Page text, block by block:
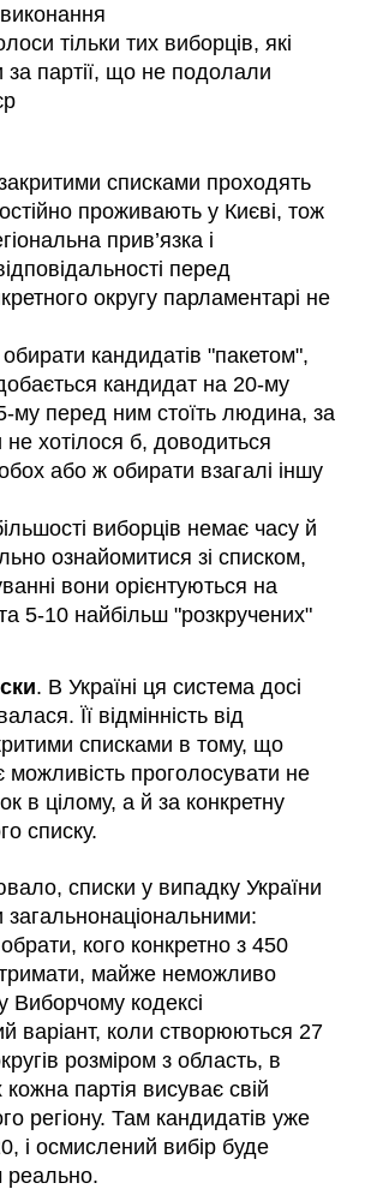
тільки тих виборців, які
за партії, що не подолали
списками проходять
проживають у Києві, тож
прив’язка і
перед
округу парламентарі не
кандидатів "пакетом",
кандидат на 20-му
му перед ним стоїть людина, за
не хотілося б, доводиться
або ж обирати взагалі іншу
виборців немає часу й
ознайомитися зі списком,
вони орієнтуються на
5-10 найбільш "розкручених"
. В Україні ця система досі
Її відмінність від
списками в тому, що
можливість проголосувати не
в цілому, а й за конкретну
списку.
списки у випадку України
загальнонаціональними:
кого конкретно з 450
майже неможливо
Виборчому кодексі
варіант, коли створюються 27
розміром з область, в
партія висуває свій
регіону. Там кандидатів уже
і осмислений вибір буде
реально.